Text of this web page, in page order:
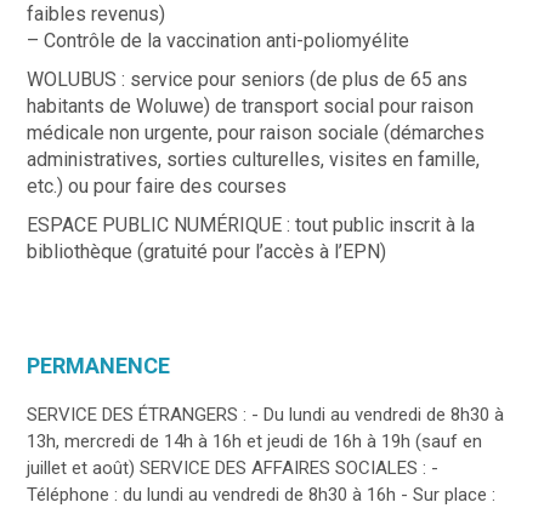
faibles revenus)
– Contrôle de la vaccination anti-poliomyélite
WOLUBUS : service pour seniors (de plus de 65 ans
habitants de Woluwe) de transport social pour raison
médicale non urgente, pour raison sociale (démarches
administratives, sorties culturelles, visites en famille,
etc.) ou pour faire des courses
ESPACE PUBLIC NUMÉRIQUE : tout public inscrit à la
bibliothèque (gratuité pour l’accès à l’EPN)
PERMANENCE
SERVICE DES ÉTRANGERS : - Du lundi au vendredi de 8h30 à
13h, mercredi de 14h à 16h et jeudi de 16h à 19h (sauf en
juillet et août) SERVICE DES AFFAIRES SOCIALES : -
Téléphone : du lundi au vendredi de 8h30 à 16h - Sur place :